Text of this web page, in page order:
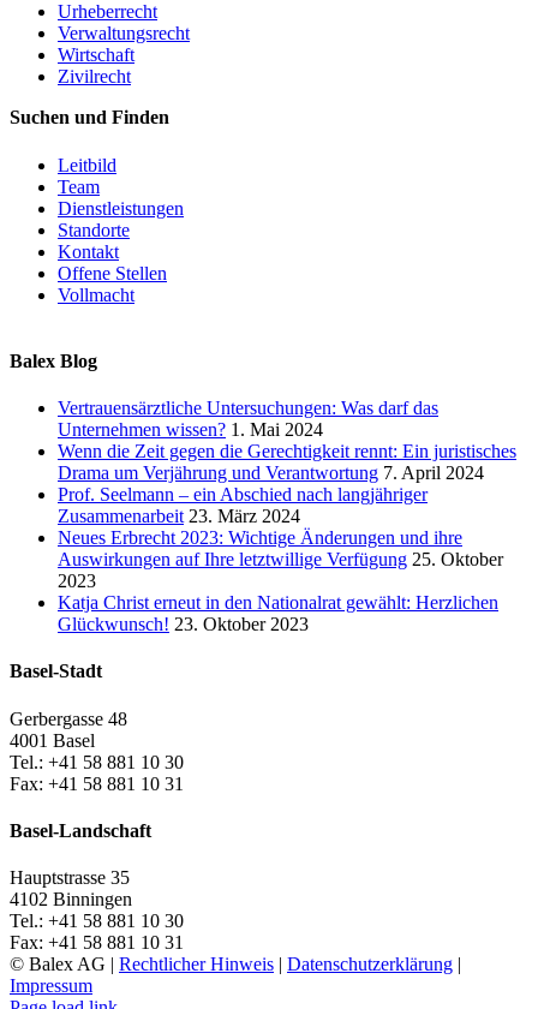
Urheberrecht
Verwaltungsrecht
Wirtschaft
Zivilrecht
Suchen und Finden
Leitbild
Team
Dienstleistungen
Standorte
Kontakt
Offene Stellen
Vollmacht
Balex Blog
Vertrauensärztliche Untersuchungen: Was darf das
Unternehmen wissen? 1. Mai 2024
Wenn die Zeit gegen die Gerechtigkeit rennt: Ein juristisches
Drama um Verjährung und Verantwortung 7. April 2024
Prof. Seelmann – ein Abschied nach langjähriger
Zusammenarbeit 23. März 2024
Neues Erbrecht 2023: Wichtige Änderungen und ihre
Auswirkungen auf Ihre letztwillige Verfügung 25. Oktober
2023
Katja Christ erneut in den Nationalrat gewählt: Herzlichen
Glückwunsch! 23. Oktober 2023
Basel-Stadt
Gerbergasse 48
4001 Basel
Tel.: +41 58 881 10 30
Fax: +41 58 881 10 31
Basel-Landschaft
Hauptstrasse 35
4102 Binningen
Tel.: +41 58 881 10 30
Fax: +41 58 881 10 31
© Balex AG | Rechtlicher Hinweis | Datenschutzerklärung |
Impressum